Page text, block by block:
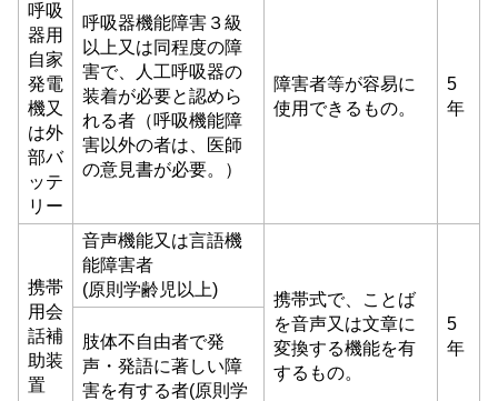
呼吸
器用
自家
発電
機又
は外
部バ
ッテ
リー
呼吸器機能障害３級
以上又は同程度の障
害で、人工呼吸器の
装着が必要と認めら
れる者（呼吸機能障
害以外の者は、医師
の意見書が必要。）
障害者等が容易に
使用できるもの。
5
年
携帯
用会
話補
助装
置
音声機能又は言語機
能障害者
(原則学齢児以上)
携帯式で、ことば
を音声又は文章に
変換する機能を有
するもの。
5
年
肢体不自由者で発
声・発語に著しい障
害を有する者(原則学